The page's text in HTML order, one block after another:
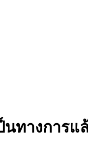
นทางการแ